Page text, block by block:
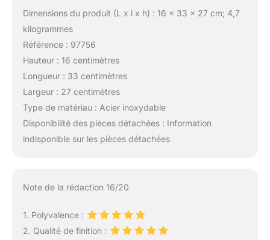
Dimensions du produit (L x l x h) : 16 x 33 x 27 cm; 4,7
kilogrammes
Référence : 97756
Hauteur : 16 centimètres
Longueur : 33 centimètres
Largeur : 27 centimètres
Type de matériau : Acier inoxydable
Disponibilité des pièces détachées : Information
indisponible sur les pièces détachées
Note de la rédaction 16/20
1. Polyvalence :
2. Qualité de finition :